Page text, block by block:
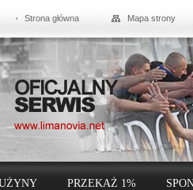
Strona główna Mapa strony
PRZEKAŻ 1%